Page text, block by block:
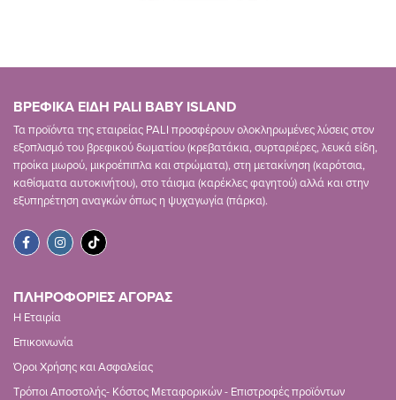
ΒΡΕΦΙΚΑ ΕΙΔΗ PALI BABY ISLAND
Τα προϊόντα της εταιρείας PALI προσφέρουν ολοκληρωμένες λύσεις στον
εξοπλισμό του βρεφικού δωματίου (κρεβατάκια, συρταριέρες, λευκά είδη,
προίκα μωρού, μικροέπιπλα και στρώματα), στη μετακίνηση (καρότσια,
καθίσματα αυτοκινήτου), στο τάισμα (καρέκλες φαγητού) αλλά και στην
εξυπηρέτηση αναγκών όπως η ψυχαγωγία (πάρκα).
ΠΛΗΡΟΦΟΡΙΕΣ ΑΓΟΡΑΣ
Η Εταιρία
Επικοινωνία
Όροι Χρήσης και Ασφαλείας
Τρόποι Αποστολής- Κόστος Μεταφορικών - Επιστροφές προϊόντων